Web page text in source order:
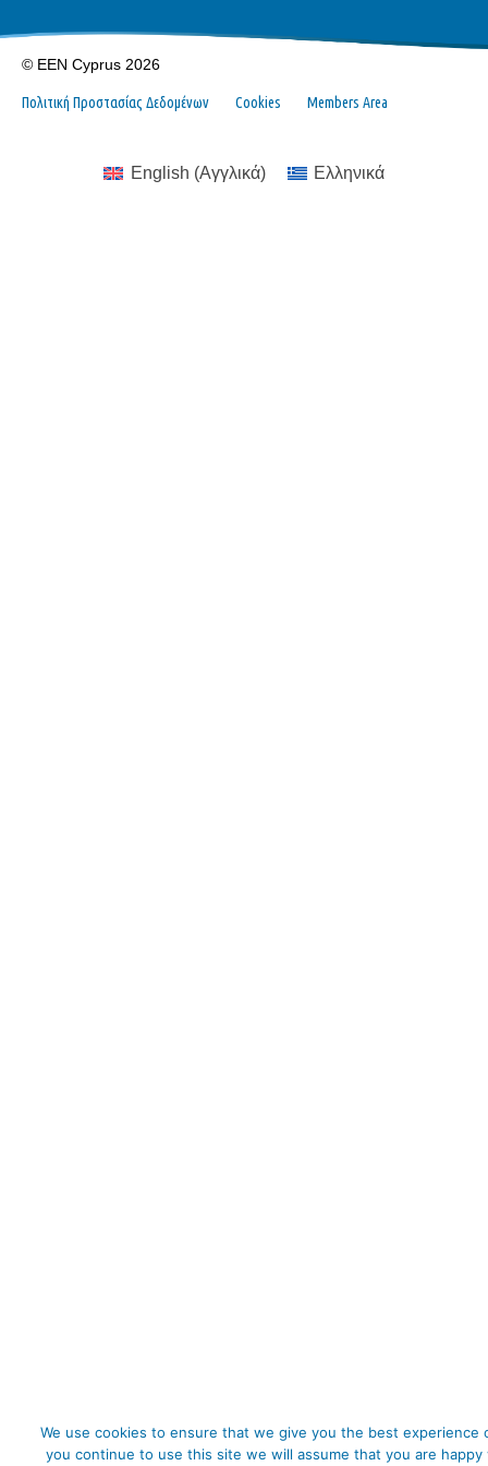
© EEN Cyprus 2026
Πολιτική Προστασίας Δεδομένων Cookies Members Area
English (Αγγλικά) Ελληνικά
We use cookies to ensure that we give you the best experience
you continue to use this site we will assume that you are happy